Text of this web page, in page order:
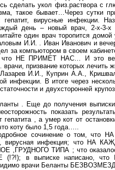
сделать укол физ.раствора с
такое бывает…Через сутки
вирусные инфекции.
день – новый врач, 2-х-3-х
один врач торопится
И.И. . Иван Иванович и
за компьютором в своем
что НЕ ПРИМЕТ НАС… И это
призвание которых лечить
И.И., Куприн А.А.,
инфекции. В итоге через
и двухсторонней
. Еще до получения
показать
, а умер кот от
коту было 1,5 года…..
сочинение о том,
вирусная инфекция; что НА
ТИПА ; что
в выписке написано,
врачи Беланты